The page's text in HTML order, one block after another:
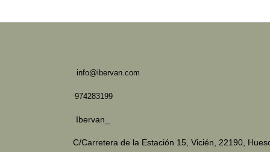
info@ibervan.com
974283199
Ibervan_
C/Carretera de la Estación 15, Vicién, 22190,